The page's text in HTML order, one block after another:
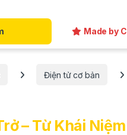
Made by
Điện tử cơ bản
– Từ Khái